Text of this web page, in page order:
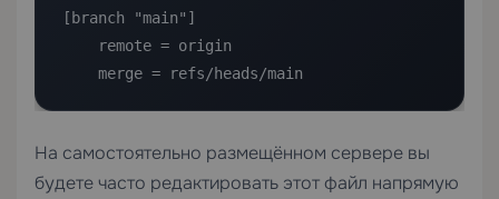
[branch "main"]
    merge = refs/heads/main
На самостоятельно размещённом сервере вы
будете часто редактировать этот файл напрямую